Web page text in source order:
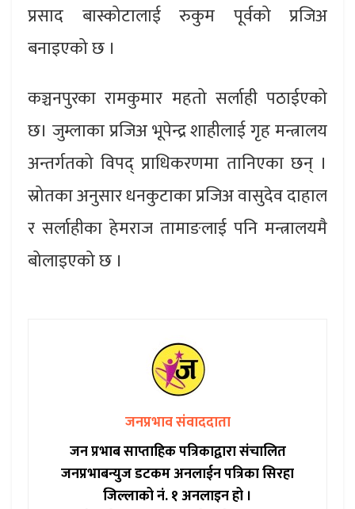
प्रसाद बास्कोटालाई रुकुम पूर्वको प्रजिअ
बनाइएको छ ।
कञ्चनपुरका रामकुमार महतो सर्लाही पठाईएको
छ। जुम्लाका प्रजिअ भूपेन्द्र शाहीलाई गृह मन्त्रालय
अन्तर्गतको विपद् प्राधिकरणमा तानिएका छन् ।
स्रोतका अनुसार धनकुटाका प्रजिअ वासुदेव दाहाल
र सर्लाहीका हेमराज तामाङलाई पनि मन्त्रालयमै
बोलाइएको छ ।
जनप्रभाव संवाददाता
जन प्रभाब साप्ताहिक पत्रिकाद्वारा संचालित
जनप्रभाबन्युज डटकम अनलाईन पत्रिका सिरहा
जिल्लाको नं. १ अनलाइन हो ।